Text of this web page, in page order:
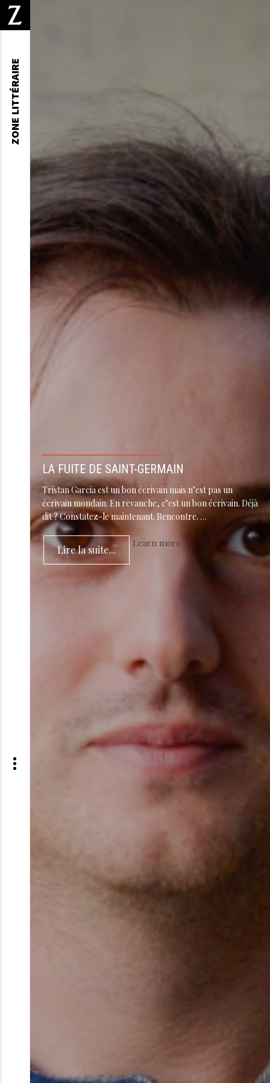
LA FUITE DE SAINT-GERMAIN
Tristan Garcia est un bon écrivain mais n’est pas un
écrivain mondain. En revanche, c’est un bon écrivain. Déjà
dit ? Constatez-le maintenant. Rencontre. …
Lire la suite...
Learn more
ZONE LITTÉRAIRE